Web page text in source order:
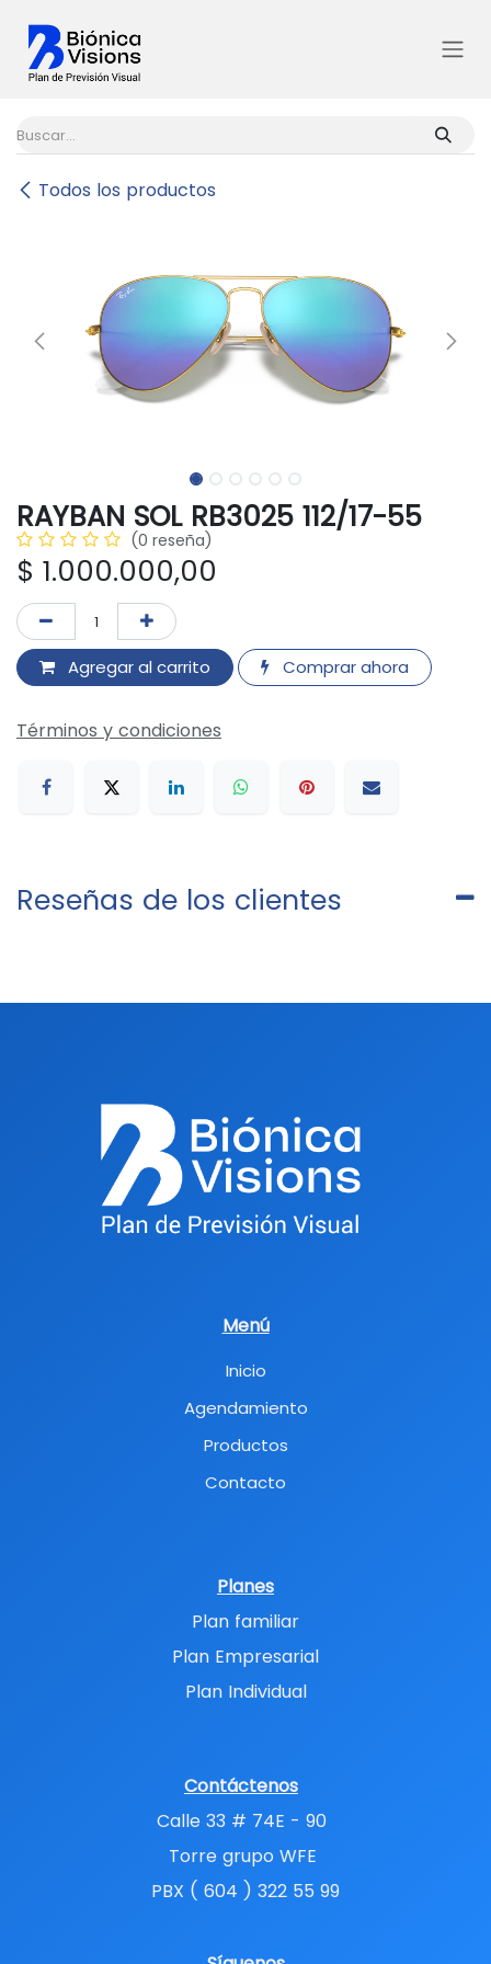
Todos los productos
RAYBAN SOL RB3025 112/17-55
(0 reseña)
$ 1.000.000,00
Agregar al carrito Comprar ahora
Términos y condiciones
Reseñas de los clientes
Menú
Inicio
Agendamiento
Productos
Contacto
Planes
Plan familiar
Plan Empresarial
Plan Individual
Contáctenos
Calle 33 # 74E - 90
Torre grupo WFE
PBX ( 604 ) 322 55 99